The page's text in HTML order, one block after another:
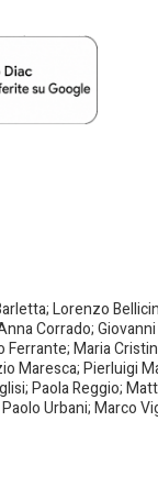
Lorenzo
Corrado;
Maria
Maresca;
Paola Reggio;
Urbani; Marco